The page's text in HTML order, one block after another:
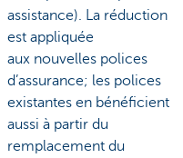
assistance). La réduction
est appliquée
aux nouvelles polices
d’assurance; les polices
existantes en bénéficient
aussi à partir du
remplacement du